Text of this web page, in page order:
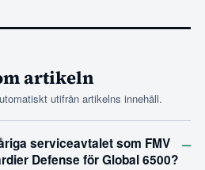
artikeln
utifrån artikelns innehåll.
serviceavtalet som FMV
Defense för Global 6500?
–